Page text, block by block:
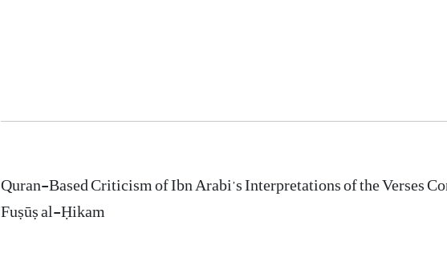
Quran-Based Criticism of Ibn Arabi’s Interpretations of the Verses
Fuṣūṣ al-Ḥikam